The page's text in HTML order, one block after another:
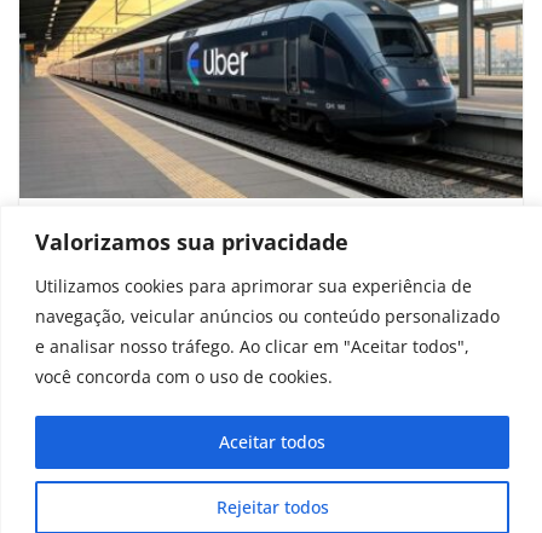
Valorizamos sua privacidade
Utilizamos cookies para aprimorar sua experiência de
navegação, veicular anúncios ou conteúdo personalizado
e analisar nosso tráfego. Ao clicar em "Aceitar todos",
você concorda com o uso de cookies.
Rejeitar todos
Aceitar todos
Uber “entra nos trilhos” e quer trem que
setembro 4, 2025
Copyright © 2025 - 2026curiosidadesonline.com.br